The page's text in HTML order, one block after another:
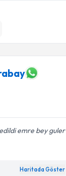
emre bey guler
Haritada Göster